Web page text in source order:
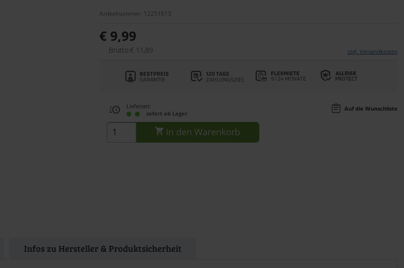
Artikelnummer: 12251613
€ 9,99
Brutto:€ 11,89 zzgl. Versandkosten
Lieferzeit:
sofort ab Lager
Auf die Wunschliste
In den Warenkorb
Infos zu Hersteller & Produktsicherheit